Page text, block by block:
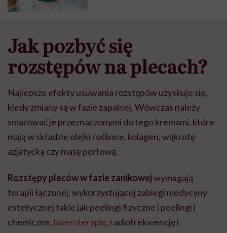
Jak pozbyć się
rozstępów na plecach?
Najlepsze efekty usuwania rozstępów uzyskuje się,
kiedy zmiany są w fazie zapalnej. Wówczas należy
smarować je przeznaczonymi do tego kremami, które
mają w składzie olejki roślinne, kolagen, wąkrotę
azjatycką czy masę perłową.
Rozstępy pleców w fazie zanikowejwymagają
terapii łączonej, wykorzystującej zabiegi medycyny
estetycznej takie jak peelingi fizyczne i peelingi i
chemiczne, laseroterapię, radiofrekwencję i